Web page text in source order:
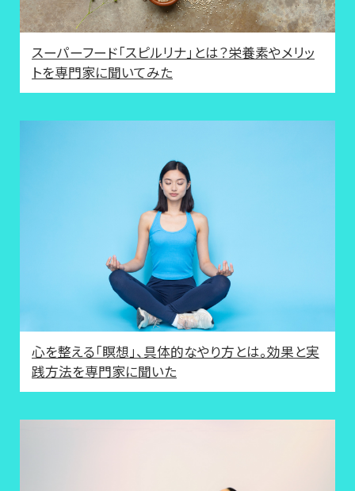
スーパーフード「スピルリナ」とは？栄養素やメリッ
トを専門家に聞いてみた
心を整える「瞑想」、具体的なやり方とは。効果と実
践方法を専門家に聞いた